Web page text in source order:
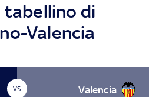
di
Valencia
VS Valencia